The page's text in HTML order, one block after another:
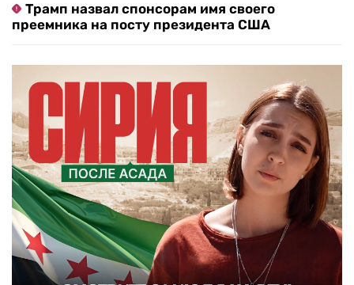
Трамп назвал спонсорам имя своего
преемника на посту президента США